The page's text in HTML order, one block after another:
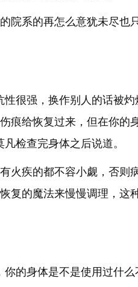
院系的再怎么意犹未尽也
很强，换作别人的话被
痕给恢复过来，但在你的
检查完身体之后说道。
火疾的都不容小觑，否则
复的魔法来慢慢调理，这
的身体是不是使用过什